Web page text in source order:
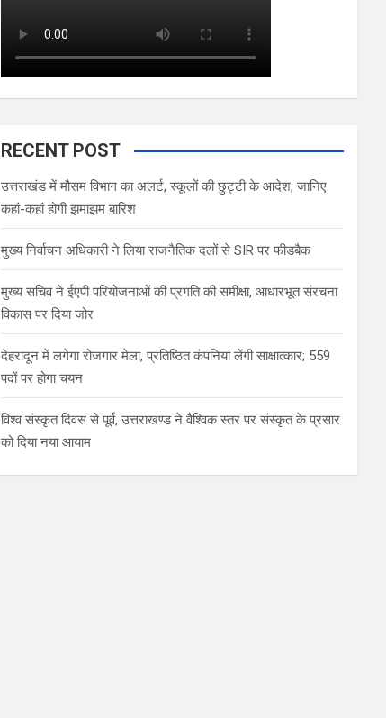
RECENT POST
उत्तराखंड में मौसम विभाग का अलर्ट, स्कूलों की छुट्टी के आदेश, जानिए
कहां-कहां होगी झमाझम बारिश
मुख्य निर्वाचन अधिकारी ने लिया राजनैतिक दलों से SIR पर फीडबैक
मुख्य सचिव ने ईएपी परियोजनाओं की प्रगति की समीक्षा, आधारभूत संरचना
विकास पर दिया जोर
देहरादून में लगेगा रोजगार मेला, प्रतिष्ठित कंपनियां लेंगी साक्षात्कार; 559
पदों पर होगा चयन
विश्व संस्कृत दिवस से पूर्व, उत्तराखण्ड ने वैश्विक स्तर पर संस्कृत के प्रसार
को दिया नया आयाम